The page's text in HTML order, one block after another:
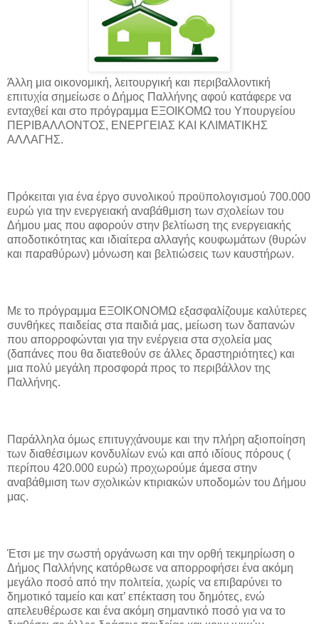
Άλλη μια οικονομική, λειτουργική και περιβαλλοντική
επιτυχία σημείωσε ο Δήμος Παλλήνης αφού κατάφερε να
ενταχθεί και στο πρόγραμμα ΕΞΟΙΚΟΜΩ του Υπουργείου
ΠΕΡΙΒΑΛΛΟΝΤΟΣ, ΕΝΕΡΓΕΙΑΣ ΚΑΙ ΚΛΙΜΑΤΙΚΗΣ
ΑΛΛΑΓΗΣ.
Πρόκειται για ένα έργο συνολικού προϋπολογισμού 700.000
ευρώ για την ενεργειακή αναβάθμιση των σχολείων του
Δήμου μας που αφορούν στην βελτίωση της ενεργειακής
αποδοτικότητας και ιδιαίτερα αλλαγής κουφωμάτων (θυρών
και παραθύρων) μόνωση και βελτιώσεις των καυστήρων.
Με το πρόγραμμα ΕΞΟΙΚΟΝΟΜΩ εξασφαλίζουμε καλύτερες
συνθήκες παιδείας στα παιδιά μας, μείωση των δαπανών
που απορροφώνται για την ενέργεια στα σχολεία μας
(δαπάνες που θα διατεθούν σε άλλες δραστηριότητες) και
μια πολύ μεγάλη προσφορά προς το περιβάλλον της
Παλλήνης.
Παράλληλα όμως επιτυγχάνουμε και την πλήρη αξιοποίηση
των διαθέσιμων κονδυλίων ενώ και από ιδίους πόρους (
περίπου 420.000 ευρώ) προχωρούμε άμεσα στην
αναβάθμιση των σχολικών κτιριακών υποδομών του Δήμου
μας.
Έτσι με την σωστή οργάνωση και την ορθή τεκμηρίωση ο
Δήμος Παλλήνης κατόρθωσε να απορροφήσει ένα ακόμη
μεγάλο ποσό από την πολιτεία, χωρίς να επιβαρύνει το
δημοτικό ταμείο και κατ’ επέκταση του δημότες, ενώ
απελευθέρωσε και ένα ακόμη σημαντικό ποσό για να το